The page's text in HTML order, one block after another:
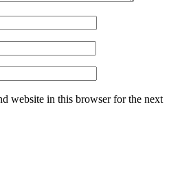
website in this browser for the next